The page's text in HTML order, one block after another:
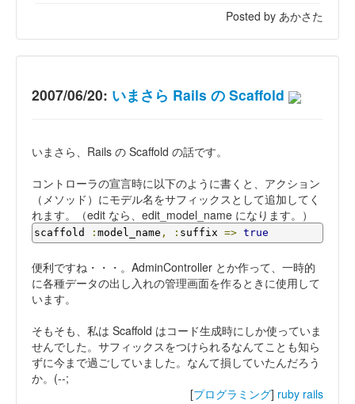
Posted by あかさた
2007/06/20: いまさら Rails の Scaffold
いまさら、Rails の Scaffold の話です。
コントローラの宣言時に以下のように書くと、アクション
（メソッド）にモデル名をサフィックスとして追加してく
れます。（edit なら、edit_model_name になります。）
scaffold : model_name , : suffix => true
便利ですね・・・。AdminController とか作って、一時的
に各種データの出し入れの管理画面を作るときに使用して
います。
そもそも、私は Scaffold はコード生成時にしか使っていま
せんでした。サフィックスをつけられるなんてことも知ら
ずに今まで過ごしていました。なんて損していたんだろう
か。(--;
[プログラミング] ruby rails